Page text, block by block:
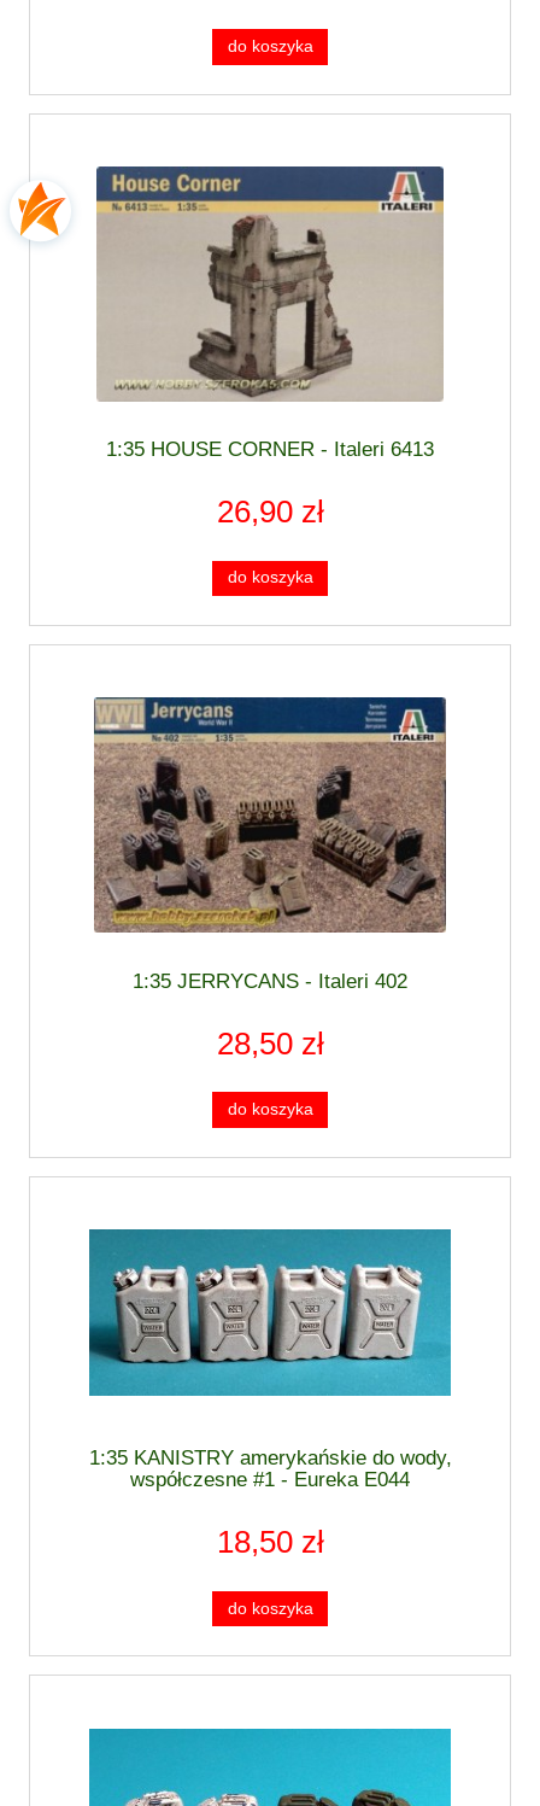
do koszyka
1:35 HOUSE CORNER - Italeri 6413
26,90 zł
do koszyka
1:35 JERRYCANS - Italeri 402
28,50 zł
do koszyka
1:35 KANISTRY amerykańskie do wody,
współczesne #1 - Eureka E044
18,50 zł
do koszyka